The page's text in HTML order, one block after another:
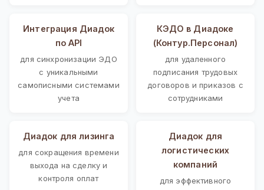
Интеграция Диадок
по API
для синхронизации ЭДО
с уникальными
самописными системами
учета
КЭДО в Диадоке
(Контур.Персонал)
для удаленного
подписания трудовых
договоров и приказов с
сотрудниками
Диадок для лизинга
для сокращения времени
выхода на сделку и
контроля оплат
Диадок для
логистических
компаний
для эффективного